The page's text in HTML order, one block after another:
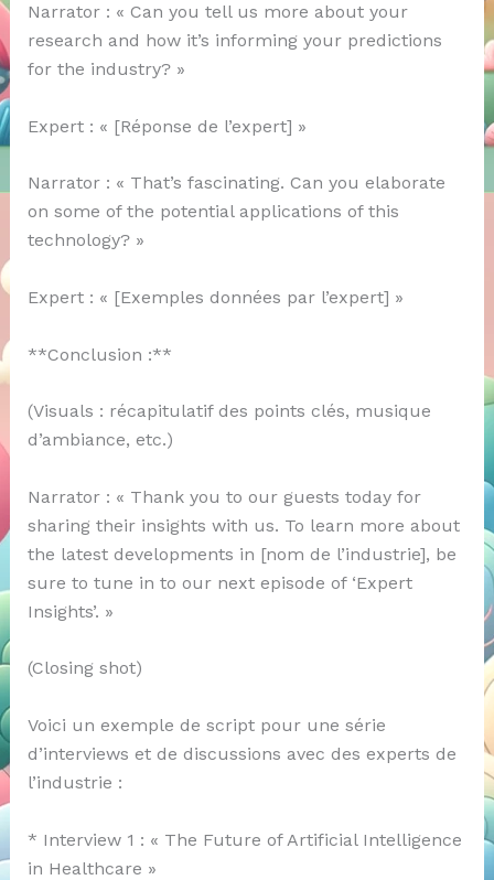
Narrator : « Can you tell us more about your
research and how it’s informing your predictions
for the industry? »
Expert : « [Réponse de l’expert] »
Narrator : « That’s fascinating. Can you elaborate
on some of the potential applications of this
technology? »
Expert : « [Exemples données par l’expert] »
**Conclusion :**
(Visuals : récapitulatif des points clés, musique
d’ambiance, etc.)
Narrator : « Thank you to our guests today for
sharing their insights with us. To learn more about
the latest developments in [nom de l’industrie], be
sure to tune in to our next episode of ‘Expert
Insights’. »
(Closing shot)
Voici un exemple de script pour une série
d’interviews et de discussions avec des experts de
l’industrie :
* Interview 1 : « The Future of Artificial Intelligence
in Healthcare »